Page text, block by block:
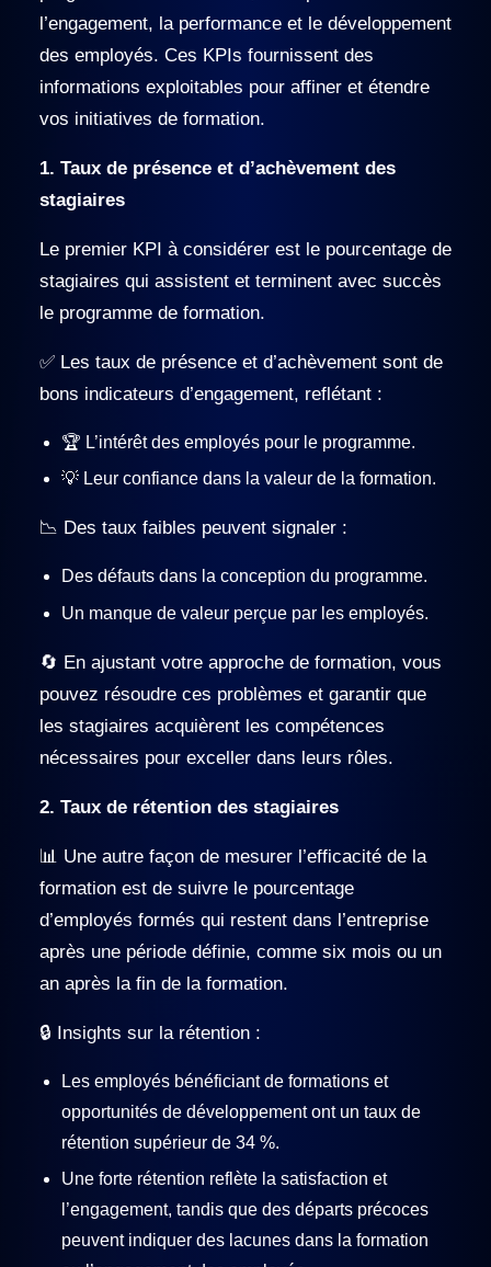
l’engagement, la performance et le développement
des employés. Ces KPIs fournissent des
informations exploitables pour affiner et étendre
vos initiatives de formation.
1. Taux de présence et d’achèvement des
stagiaires
Le premier KPI à considérer est le pourcentage de
stagiaires qui assistent et terminent avec succès
le programme de formation.
✅ Les taux de présence et d’achèvement sont de
bons indicateurs d’engagement, reflétant :
🏆 L’intérêt des employés pour le programme.
💡 Leur confiance dans la valeur de la formation.
📉 Des taux faibles peuvent signaler :
Des défauts dans la conception du programme.
Un manque de valeur perçue par les employés.
🔄 En ajustant votre approche de formation, vous
pouvez résoudre ces problèmes et garantir que
les stagiaires acquièrent les compétences
nécessaires pour exceller dans leurs rôles.
2. Taux de rétention des stagiaires
📊 Une autre façon de mesurer l’efficacité de la
formation est de suivre le pourcentage
d’employés formés qui restent dans l’entreprise
après une période définie, comme six mois ou un
an après la fin de la formation.
🔒 Insights sur la rétention :
Les employés bénéficiant de formations et
opportunités de développement ont un taux de
rétention supérieur de 34 %.
Une forte rétention reflète la satisfaction et
l’engagement, tandis que des départs précoces
peuvent indiquer des lacunes dans la formation